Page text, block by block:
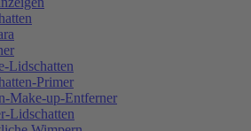
Lidschatten
Primer
Make-up-Entferner
Lidschatten